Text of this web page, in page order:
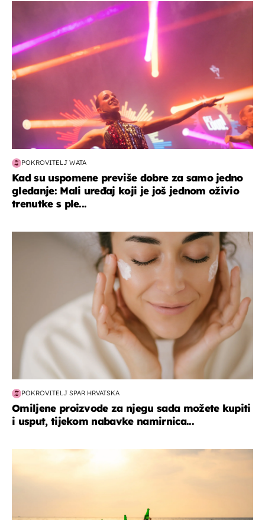
POKROVITELJ WATA
Kad su uspomene previše dobre za samo jedno
gledanje: Mali uređaj koji je još jednom oživio
trenutke s ple...
moda & ljepota
POKROVITELJ SPAR HRVATSKA
Omiljene proizvode za njegu sada možete kupiti
i usput, tijekom nabavke namirnica...